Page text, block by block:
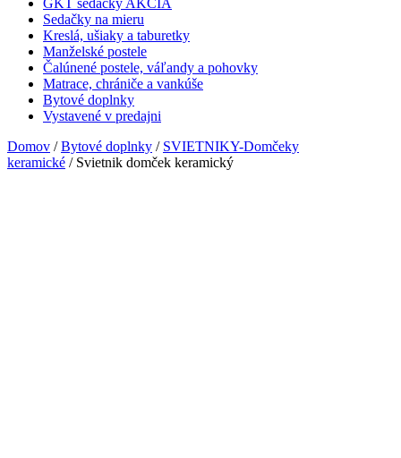
GKT sedačky AKCIA
Sedačky na mieru
Kreslá, ušiaky a taburetky
Manželské postele
Čalúnené postele, váľandy a pohovky
Matrace, chrániče a vankúše
Bytové doplnky
Vystavené v predajni
Domov /Bytové doplnky / SVIETNIKY-Domčeky
keramické / Svietnik domček keramický